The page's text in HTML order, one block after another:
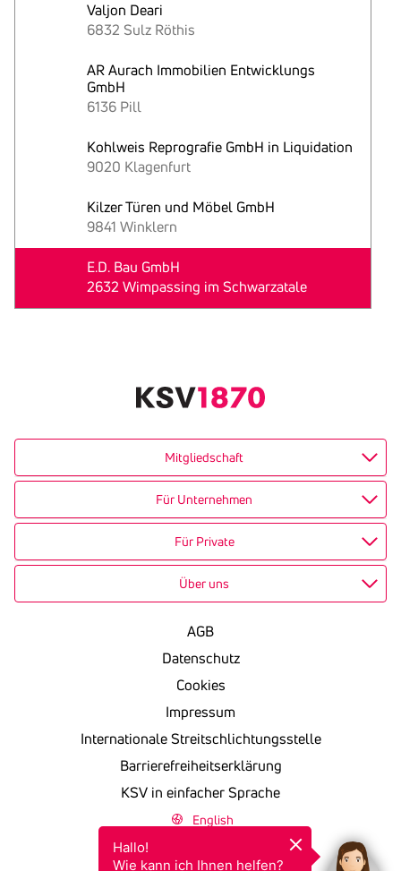
Valjon Deari
6832 Sulz Röthis
AR Aurach Immobilien Entwicklungs
GmbH
6136 Pill
Kohlweis Reprografie GmbH in Liquidation
9020 Klagenfurt
Kilzer Türen und Möbel GmbH
9841 Winklern
E.D. Bau GmbH
2632 Wimpassing im Schwarzatale
Mitgliedschaft
Für Unternehmen
Für Private
Über uns
English
AGB
Datenschutz
Cookies
Impressum
Internationale Streitschlichtungsstelle
Barrierefreiheitserklärung
KSV in einfacher Sprache
Hallo!
Wie kann ich Ihnen helfen?